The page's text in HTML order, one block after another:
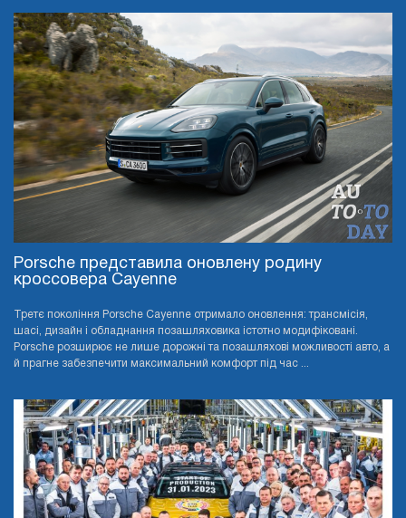
Porsche представила оновлену родину
кроссовера Cayenne
Третє покоління Porsche Cayenne отримало оновлення: трансмісія,
шасі, дизайн і обладнання позашляховика істотно модифіковані.
Porsche розширює не лише дорожні та позашляхові можливості авто, а
й прагне забезпечити максимальний комфорт під час ...